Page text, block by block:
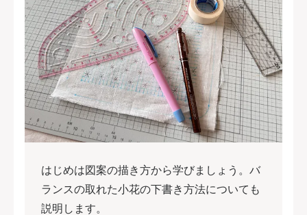
はじめは図案の描き方から学びましょう。バ
ランスの取れた小花の下書き方法についても
説明します。